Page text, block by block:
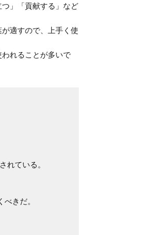
」「貢献する」など
適すので、上手く使
れることが多いで
れている。
きだ。